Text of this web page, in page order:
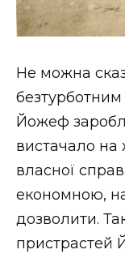
Не можна
Йожеф
вистачало на
власної
економною,
дозволити.
пристрастей